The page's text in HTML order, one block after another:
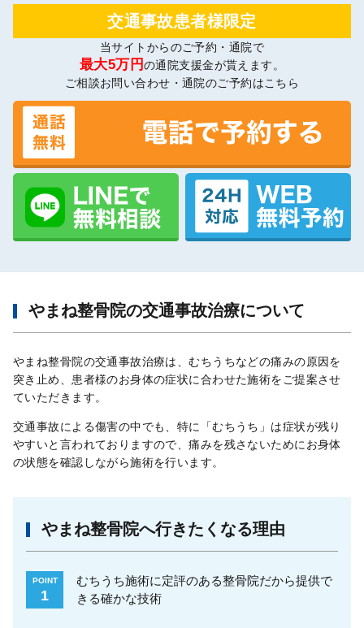
交通事故患者様限定
当サイトからのご予約・通院で
最大5万円の通院支援金が貰えます。
ご相談お問い合わせ・通院のご予約はこちら
やまね整骨院の交通事故治療について
やまね整骨院の交通事故治療は、むちうちなどの痛みの原因を
突き止め、患者様のお身体の症状に合わせた施術をご提案させ
ていただきます。
交通事故による傷害の中でも、特に「むちうち」は症状が残り
やすいと言われておりますので、痛みを残さないためにお身体
の状態を確認しながら施術を行います。
やまね整骨院へ行きたくなる理由
POINT
1
むちうち施術に定評のある整骨院だから提供で
きる確かな技術